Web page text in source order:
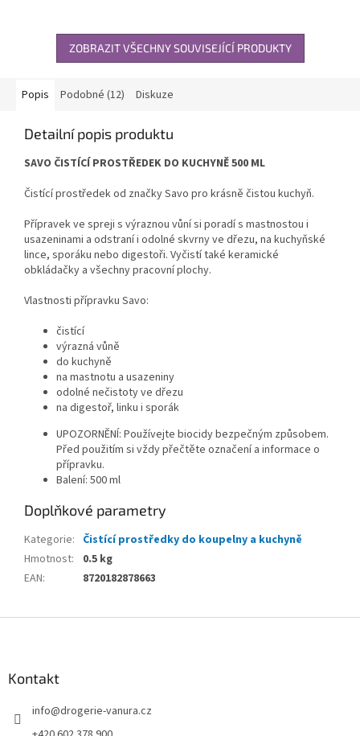
ZOBRAZIT VŠECHNY SOUVISEJÍCÍ PRODUKTY
Popis Podobné (12) Diskuze
Detailní popis produktu
SAVO ČISTÍCÍ PROSTŘEDEK DO KUCHYNĚ 500 ML
Čistící prostředek od značky Savo pro krásně čistou kuchyň.
Přípravek ve spreji s výraznou vůní si poradí s mastnostou i
usazeninami a odstraní i odolné skvrny ve dřezu, na kuchyňské
lince, sporáku nebo digestoři. Vyčistí také keramické
obkládačky a všechny pracovní plochy.
Vlastnosti přípravku Savo:
čistící
výrazná vůně
do kuchyně
na mastnotu a usazeniny
odolné nečistoty ve dřezu
na digestoř, linku i sporák
UPOZORNĚNÍ: Používejte biocidy bezpečným způsobem.
Před použitím si vždy přečtěte označení a informace o
přípravku.
Balení: 500 ml
Doplňkové parametry
Kategorie: Čistící prostředky do koupelny a kuchyně
Hmotnost:
0.5 kg
EAN: 8720182878663
Kontakt
info@drogerie-vanura.cz